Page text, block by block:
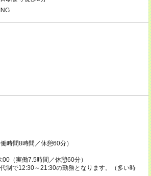
時間8時間／休憩60分）
（実働7.5時間／休憩60分）
制で12:30～21:30の勤務となります。（多い時